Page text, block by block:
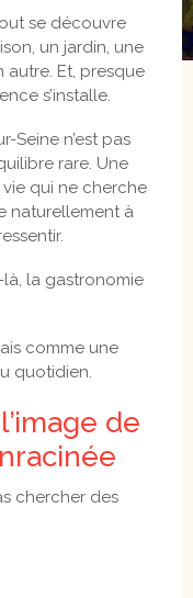
se découvre
un jardin, une
autre. Et, presque
s’installe.
Seine n’est pas
rare. Une
qui ne cherche
naturellement à
la gastronomie
comme une
quotidien.
de
chercher des